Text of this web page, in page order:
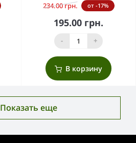
234.00 грн. от -17%
195.00 грн.
- +
В корзину
Показать еще